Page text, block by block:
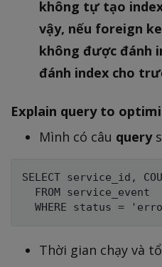
không tự tạo
vậy, nếu foreign
không được đánh
đánh index cho
Explain query to
Mình có câu query
SELECT service_id,
  FROM service_event
Thời gian chạy và